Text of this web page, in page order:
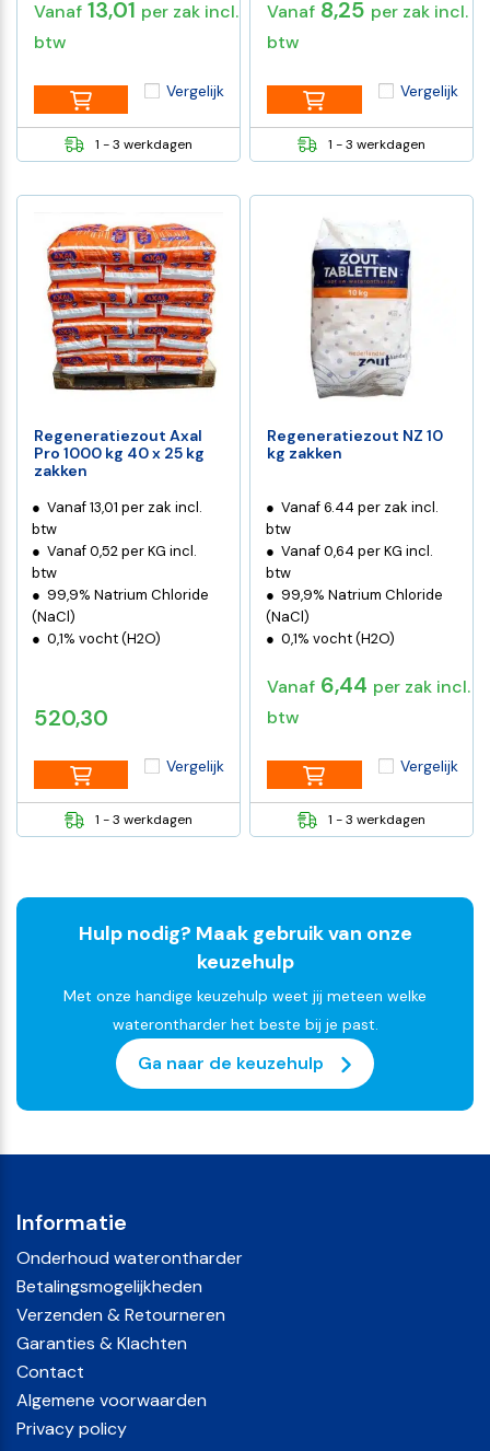
Vanaf 13,01 per zak incl.
btw
1 - 3 werkdagen
Vergelijk
Vanaf 8,25 per zak incl.
btw
1 - 3 werkdagen
Vergelijk
Regeneratiezout Axal
Pro 1000 kg 40 x 25 kg
zakken
520,30
Vanaf 13,01 per zak incl.
btw
Vanaf 0,52 per KG incl.
btw
99,9% Natrium Chloride
(NaCl)
0,1% vocht (H2O)
1 - 3 werkdagen
Vergelijk
Regeneratiezout NZ 10
kg zakken
Vanaf 6,44 per zak incl.
btw
Vanaf 6.44 per zak incl.
btw
Vanaf 0,64 per KG incl.
btw
99,9% Natrium Chloride
(NaCl)
0,1% vocht (H2O)
1 - 3 werkdagen
Vergelijk
Hulp nodig? Maak gebruik van onze
keuzehulp
Met onze handige keuzehulp weet jij meteen welke
waterontharder het beste bij je past.
Ga naar de keuzehulp
Informatie
Onderhoud waterontharder
Betalingsmogelijkheden
Verzenden & Retourneren
Garanties & Klachten
Contact
Algemene voorwaarden
Privacy policy